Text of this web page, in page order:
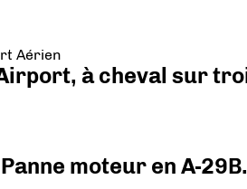
Aérien
à cheval sur
Panne moteur en A-